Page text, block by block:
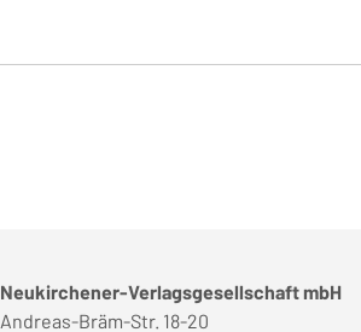
Neukirchener-Verlagsgesellschaft mbH
Andreas-Bräm-Str. 18-20